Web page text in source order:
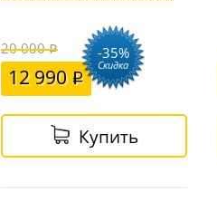
20 000
12 990
-35%
Скидка
Купить